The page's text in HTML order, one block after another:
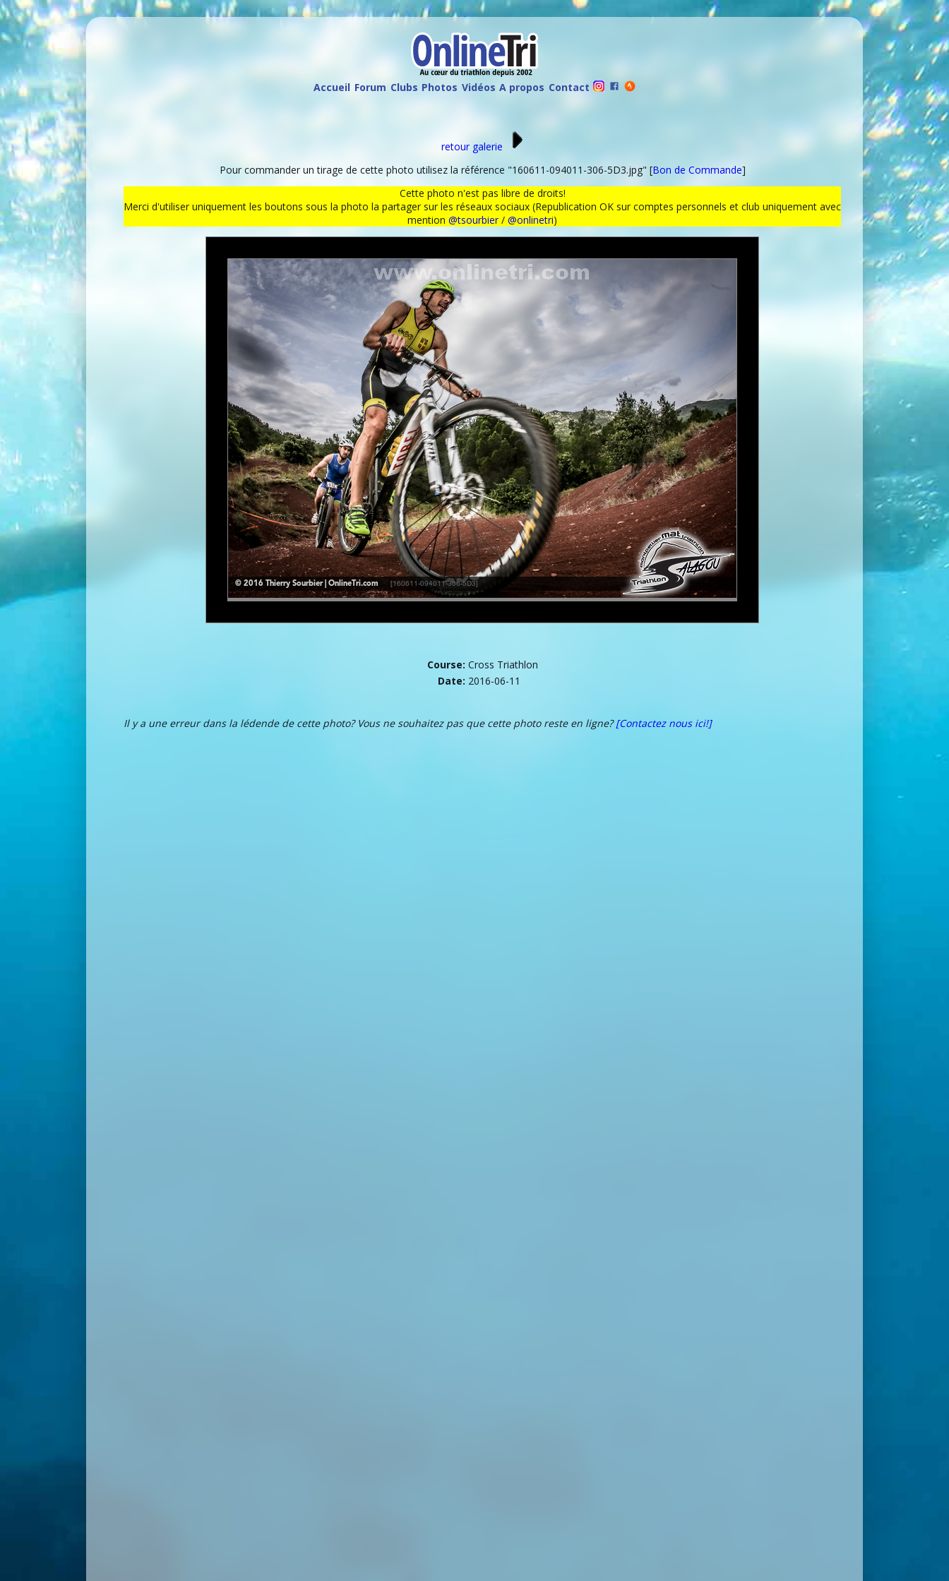
Accueil Forum Clubs Photos Vidéos A propos Contact
retour galerie
Pour commander un tirage de cette photo utilisez la référence "160611-094011-306-5D3.jpg" [Bon de Commande]
Cette photo n'est pas libre de droits!
Merci d'utiliser uniquement les boutons sous la photo la partager sur les réseaux sociaux (Republication OK sur comptes personnels et club uniquement avec
mention @tsourbier/ @onlinetri)
Course: Cross Triathlon
Date: 2016-06-11
Il y a une erreur dans la lédende de cette photo? Vous ne souhaitez pas que cette photo reste en ligne?[Contactez nous ici!]